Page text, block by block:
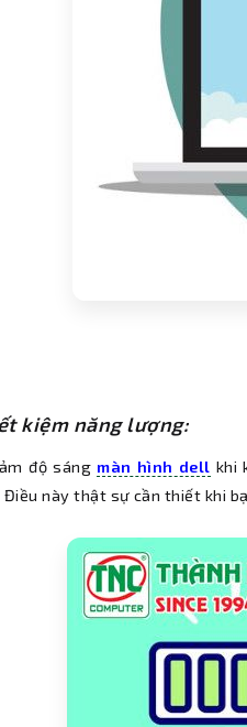
kiệm năng lượng:
độ sáng màn hình dell khi
này thật sự cần thiết khi